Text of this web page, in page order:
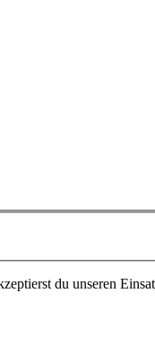
du unseren